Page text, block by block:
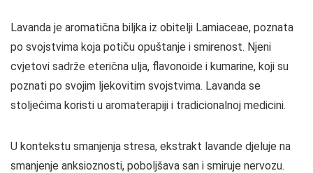
Lavanda je aromatična biljka iz obitelji Lamiaceae, poznata
po svojstvima koja potiču opuštanje i smirenost. Njeni
cvjetovi sadrže eterična ulja, flavonoide i kumarine, koji su
poznati po svojim ljekovitim svojstvima. Lavanda se
stoljećima koristi u aromaterapiji i tradicionalnoj medicini.
U kontekstu smanjenja stresa, ekstrakt lavande djeluje na
smanjenje anksioznosti, poboljšava san i smiruje nervozu.